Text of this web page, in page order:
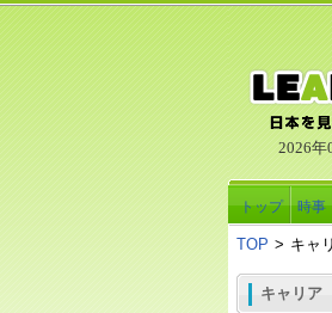
2026年
トップ 時事
TOP > キャ
キャリア